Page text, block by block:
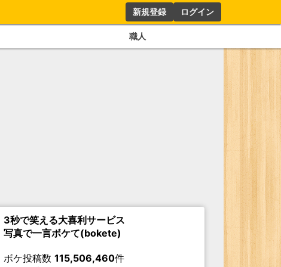
新規登録 ログイン
職人
3秒で笑える大喜利サービス
写真で一言ボケて(bokete)
ボケ投稿数 115,506,460件